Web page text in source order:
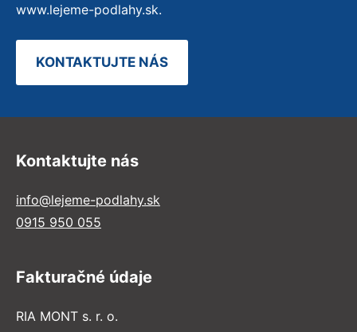
www.lejeme-podlahy.sk.
KONTAKTUJTE NÁS
Kontaktujte nás
info@lejeme-podlahy.sk
0915 950 055
Fakturačné údaje
RIA MONT s. r. o.